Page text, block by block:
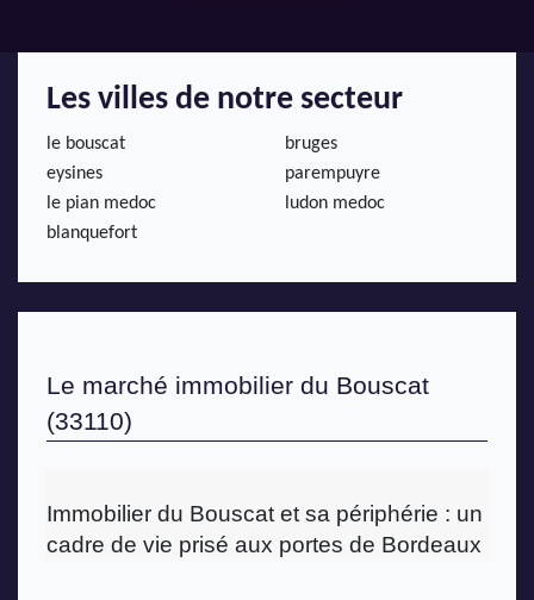
Les villes de notre secteur
le bouscat
bruges
eysines
parempuyre
le pian medoc
ludon medoc
blanquefort
Le marché immobilier du Bouscat
(33110)
Immobilier du Bouscat et sa périphérie : un
cadre de vie prisé aux portes de Bordeaux